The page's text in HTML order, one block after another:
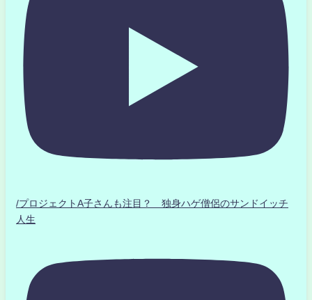
/プロジェクトA子さんも注目？ 独身ハゲ僧侶のサンドイッチ
人生